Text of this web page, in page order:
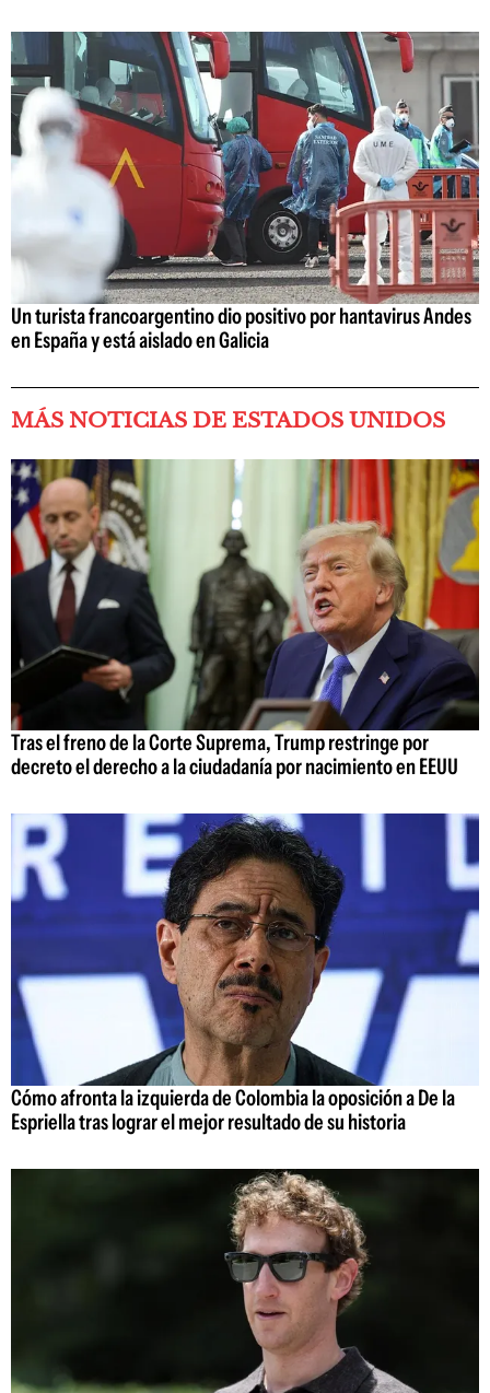
Un turista francoargentino dio positivo por hantavirus Andes
en España y está aislado en Galicia
MÁS NOTICIAS DE ESTADOS UNIDOS
Tras el freno de la Corte Suprema, Trump restringe por
decreto el derecho a la ciudadanía por nacimiento en EEUU
Cómo afronta la izquierda de Colombia la oposición a De la
Espriella tras lograr el mejor resultado de su historia